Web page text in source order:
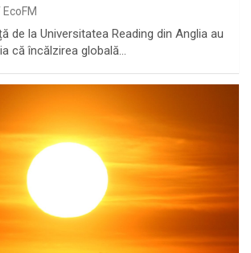
EcoFM
de la Universitatea Reading din Anglia au
că încălzirea globală…